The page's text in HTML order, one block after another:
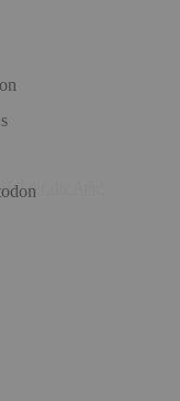
Hol dir die App!